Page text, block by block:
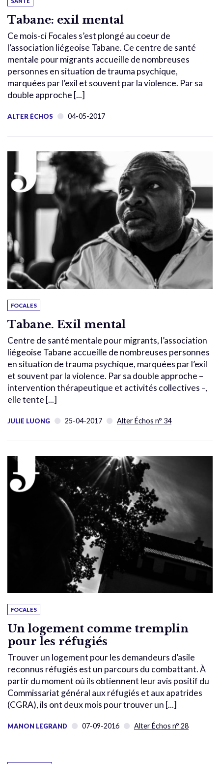
Tabane: exil mental
Ce mois-ci Focales s’est plongé au coeur de
l’association liégeoise Tabane. Ce centre de santé
mentale pour migrants accueille de nombreuses
personnes en situation de trauma psychique,
marquées par l’exil et souvent par la violence. Par sa
double approche [...]
ALTER ÉCHOS 04-05-2017
FOCALES
Tabane. Exil mental
Centre de santé mentale pour migrants, l’association
liégeoise Tabane accueille de nombreuses personnes
en situation de trauma psychique, marquées par l’exil
et souvent par la violence. Par sa double approche –
intervention thérapeutique et activités collectives –,
elle tente [...]
JULIE LUONG 25-04-2017 Alter Échos n° 34
FOCALES
Un logement comme tremplin
pour les réfugiés
Trouver un logement pour les demandeurs d’asile
reconnus réfugiés est un parcours du combattant. À
partir du moment où ils obtiennent leur avis positif du
Commissariat général aux réfugiés et aux apatrides
(CGRA), ils ont deux mois pour trouver un [...]
MANON LEGRAND 07-09-2016 Alter Échos n° 28